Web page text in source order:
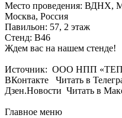
Место проведения: ВДНХ,
Москва, Россия
Павильон: 57, 2 этаж
Стенд: В46
Ждем вас на нашем стенде!
Источник: ООО НПП
ВКонтакте Читать в
Дзен.Новости Читать в
Главное меню